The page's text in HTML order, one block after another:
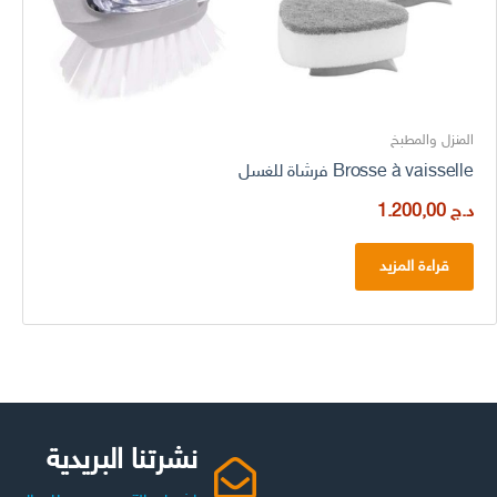
المنزل والمطبخ
Brosse à vaisselle فرشاة للغسل
د.ج
قراءة المزيد
نشرتنا البريدية